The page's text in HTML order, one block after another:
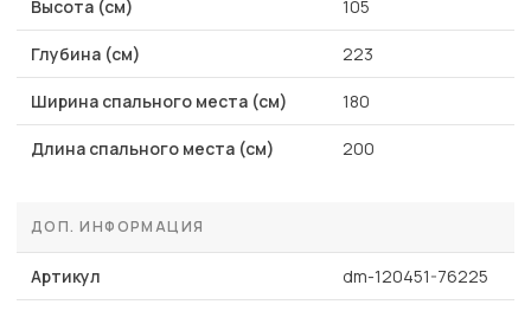
Высота (см) 105
Глубина (см) 223
Ширина спального места (см) 180
Длина спального места (см) 200
ДОП. ИНФОРМАЦИЯ
Артикул dm-120451-76225